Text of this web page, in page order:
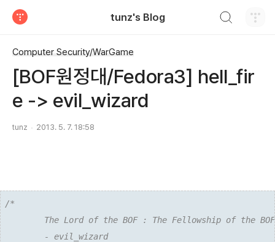
tunz's Blog
Computer Security/WarGame
[BOF원정대/Fedora3] hell_fir
e -> evil_wizard
tunz 2013. 5. 7. 18:58
/*
        The Lord of the BOF : The Fellowship of the BOF
        - evil_wizard